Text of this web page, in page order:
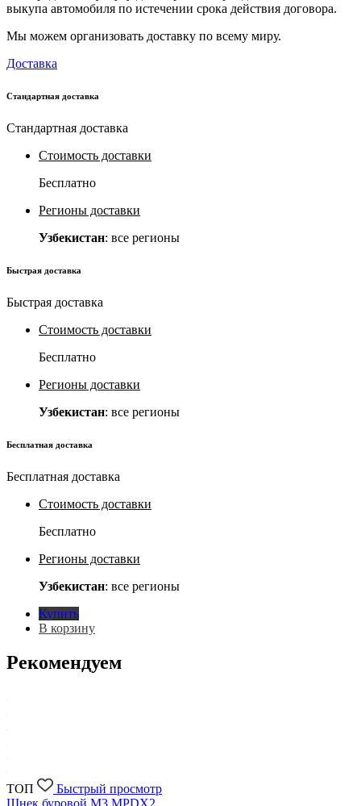
выкупа автомобиля по истечении срока действия договора.
Мы можем организовать доставку по всему миру.
Доставка
Стандартная доставка
Стандартная доставка
Стоимость доставки
Бесплатно
Регионы доставки
Узбекистан: все регионы
Быстрая доставка
Быстрая доставка
Стоимость доставки
Бесплатно
Регионы доставки
Узбекистан: все регионы
Бесплатная доставка
Бесплатная доставка
Стоимость доставки
Бесплатно
Регионы доставки
Узбекистан: все регионы
Купить
В корзину
Рекомендуем
ТОП
Быстрый просмотр
Шнек буровой M3 MPDX2